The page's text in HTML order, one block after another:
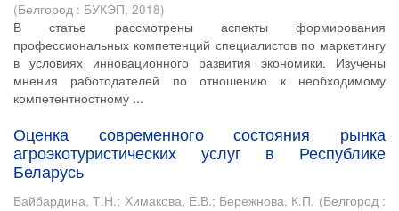
(Белгород : БУКЭП, 2018)
В статье рассмотрены аспекты формирования
профессиональных компетенций специалистов по маркетингу
в условиях инновационного развития экономики. Изучены
мнения работодателей по отношению к необходимому
компетентностному ...
Оценка современного состояния рынка
агроэкотуристических услуг в Республике
Беларусь
Байбардина, Т.Н.; Химакова, Е.В.; Бережнова, К.П. (Белгород :